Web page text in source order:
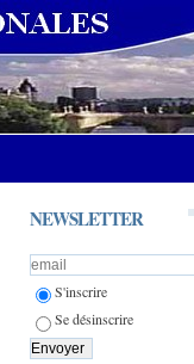
NEWSLETTER
S'inscrire
Se désinscrire